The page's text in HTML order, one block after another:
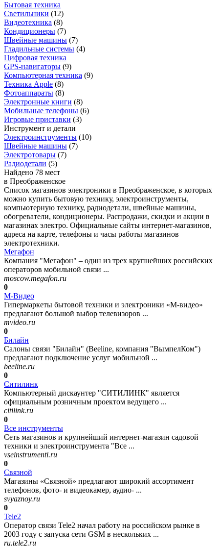
Бытовая техника
Светильники (12)
Видеотехника (8)
Кондиционеры (7)
Швейные машины (7)
Гладильные системы (4)
Цифровая техника
GPS-навигаторы (9)
Компьютерная техника (9)
Техника Apple (8)
Фотоаппараты (8)
Электронные книги (8)
Мобильные телефоны (6)
Игровые приставки (3)
Инструмент и детали
Электроинструменты (10)
Швейные машины (7)
Электротовары (7)
Радиодетали (5)
Найдено 78 мест
в Преображенское
Список магазинов электроники в Преображенское, в которых
можно купить бытовую технику, электроинструменты,
компьютерную технику, радиодетали, швейные машины,
обогреватели, кондиционеры. Распродажи, скидки и акции в
магазинах электро. Официальные сайты интернет-магазинов,
адреса на карте, телефоны и часы работы магазинов
электротехники.
Мегафон
Компания "Мегафон" – один из трех крупнейших российских
операторов мобильной связи ...
moscow.megafon.ru
0
М-Видео
Гипермаркеты бытовой техники и электроники «М-видео»
предлагают большой выбор телевизоров ...
mvideo.ru
0
Билайн
Салоны связи "Билайн" (Beeline, компания "ВымпелКом")
предлагают подключение услуг мобильной ...
beeline.ru
0
Ситилинк
Компьютерный дискаунтер "СИТИЛИНК" является
официальным розничным проектом ведущего ...
citilink.ru
0
Все инструменты
Сеть магазинов и крупнейший интернет-магазин садовой
техники и электроинструмента "Все ...
vseinstrumenti.ru
0
Связной
Магазины «Связной» предлагают широкий ассортимент
телефонов, фото- и видеокамер, аудио- ...
svyaznoy.ru
0
Tele2
Оператор связи Tele2 начал работу на российском рынке в
2003 году с запуска сети GSM в нескольких ...
ru.tele2.ru